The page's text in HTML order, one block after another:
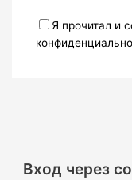
Я прочитал и
Вход через